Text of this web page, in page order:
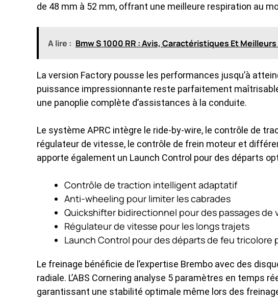
de 48 mm à 52 mm, offrant une meilleure respiration au
A lire : Bmw S 1000 RR : Avis, Caractéristiques Et Meilleurs
La version Factory pousse les performances jusqu’à
puissance impressionnante reste parfaitement
une panoplie complète d’assistances à la conduite.
Le système APRC intègre le ride-by-wire, le contrôle de
régulateur de vitesse, le contrôle de frein moteur et
apporte également un Launch Control pour des départs
Contrôle de traction intelligent adaptatif
Anti-wheeling pour limiter les cabrades
Quickshifter bidirectionnel pour des passages de
Régulateur de vitesse pour les longs trajets
Launch Control pour des départs de feu tricolore
Le freinage bénéficie de l’expertise Brembo avec des
radiale. L’ABS Cornering analyse 5 paramètres en temps
garantissant une stabilité optimale même lors des